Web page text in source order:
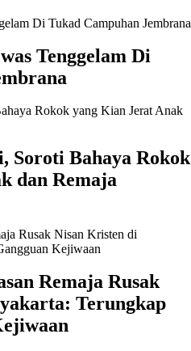
Tenggelam Di
Soroti Bahaya Rokok
dan Remaja
Remaja Rusak
Terungkap